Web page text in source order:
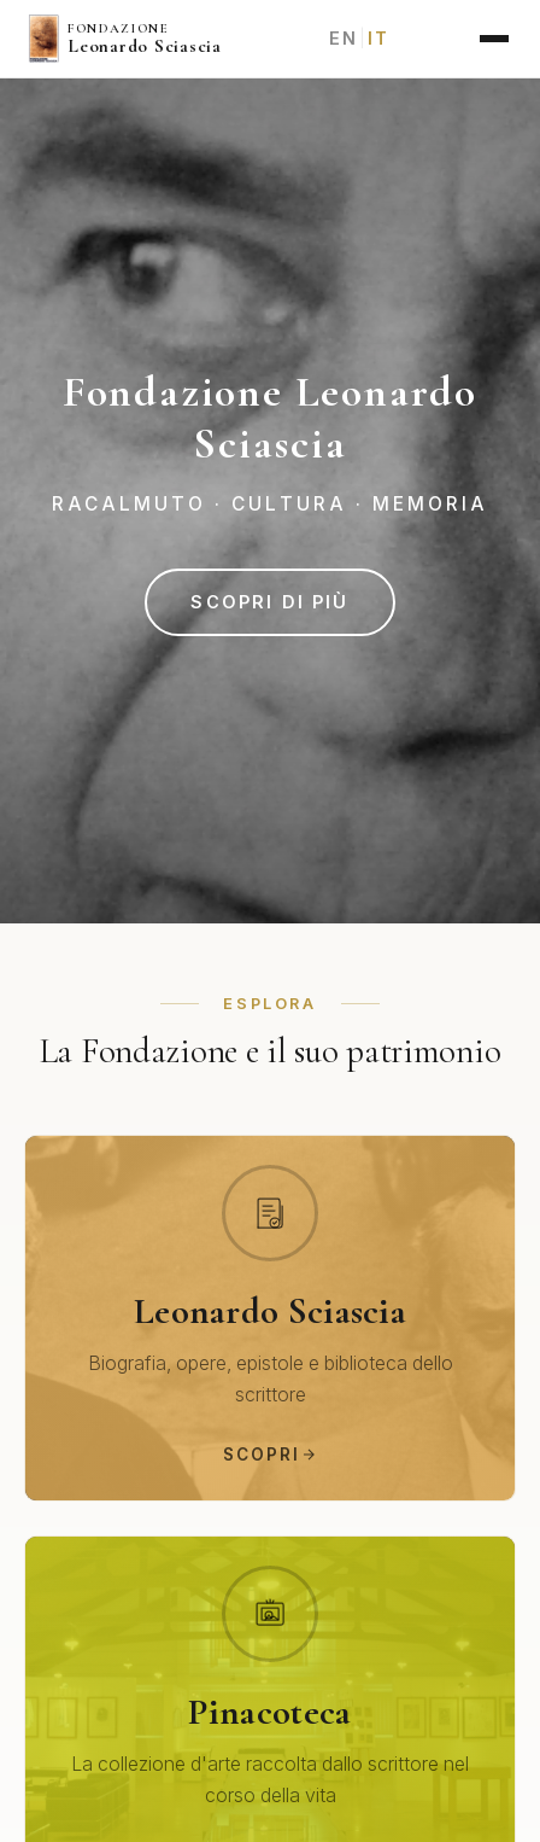
Salta
FONDAZIONE
Leonardo Sciascia EN IT
Fondazione Leonardo
Sciascia
RACALMUTO · CULTURA · MEMORIA
SCOPRI DI PIÙ
ESPLORA
La Fondazione e il suo patrimonio
Leonardo Sciascia
Biografia, opere, epistole e biblioteca dello
scrittore
SCOPRI
Pinacoteca
La collezione d'arte raccolta dallo scrittore nel
corso della vita